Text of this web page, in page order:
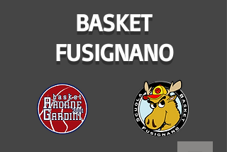
BASKET
FUSIGNANO